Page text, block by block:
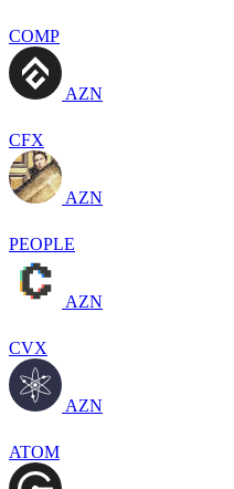
COMP
AZN
CFX
AZN
PEOPLE
AZN
CVX
AZN
ATOM